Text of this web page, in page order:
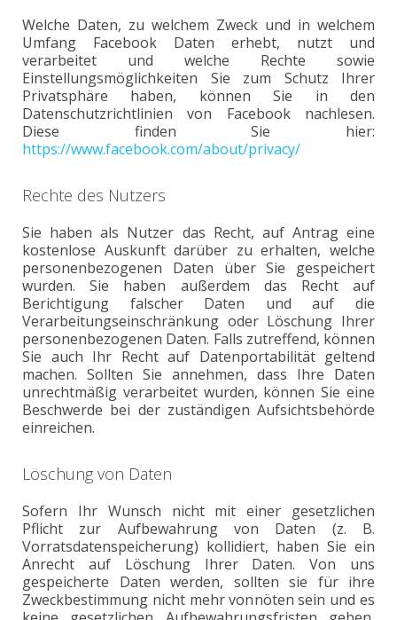
Welche Daten, zu welchem Zweck und in welchem
Umfang Facebook Daten erhebt, nutzt und
verarbeitet und welche Rechte sowie
Einstellungsmöglichkeiten Sie zum Schutz Ihrer
Privatsphäre haben, können Sie in den
Datenschutzrichtlinien von Facebook nachlesen.
Diese finden Sie hier:
https://www.facebook.com/about/privacy/
Rechte des Nutzers
Sie haben als Nutzer das Recht, auf Antrag eine
kostenlose Auskunft darüber zu erhalten, welche
personenbezogenen Daten über Sie gespeichert
wurden. Sie haben außerdem das Recht auf
Berichtigung falscher Daten und auf die
Verarbeitungseinschränkung oder Löschung Ihrer
personenbezogenen Daten. Falls zutreffend, können
Sie auch Ihr Recht auf Datenportabilität geltend
machen. Sollten Sie annehmen, dass Ihre Daten
unrechtmäßig verarbeitet wurden, können Sie eine
Beschwerde bei der zuständigen Aufsichtsbehörde
einreichen.
Löschung von Daten
Sofern Ihr Wunsch nicht mit einer gesetzlichen
Pflicht zur Aufbewahrung von Daten (z. B.
Vorratsdatenspeicherung) kollidiert, haben Sie ein
Anrecht auf Löschung Ihrer Daten. Von uns
gespeicherte Daten werden, sollten sie für ihre
Zweckbestimmung nicht mehr vonnöten sein und es